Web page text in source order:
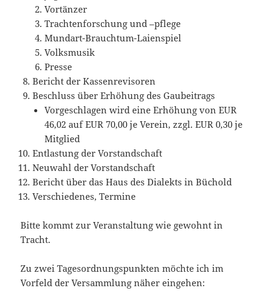
Vortänzer
Trachtenforschung und –pflege
Mundart-Brauchtum-Laienspiel
Volksmusik
Presse
Bericht der Kassenrevisoren
Beschluss über Erhöhung des Gaubeitrags
Vorgeschlagen wird eine Erhöhung von EUR
46,02 auf EUR 70,00 je Verein, zzgl. EUR 0,30 je
Mitglied
Entlastung der Vorstandschaft
Neuwahl der Vorstandschaft
Bericht über das Haus des Dialekts in Büchold
Verschiedenes, Termine
Bitte kommt zur Veranstaltung wie gewohnt in
Tracht.
Zu zwei Tagesordnungspunkten möchte ich im
Vorfeld der Versammlung näher eingehen: